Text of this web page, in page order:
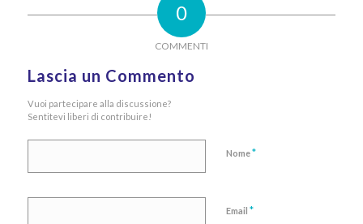
0
COMMENTI
Lascia un Commento
Vuoi partecipare alla discussione?
Sentitevi liberi di contribuire!
Nome*
Email *